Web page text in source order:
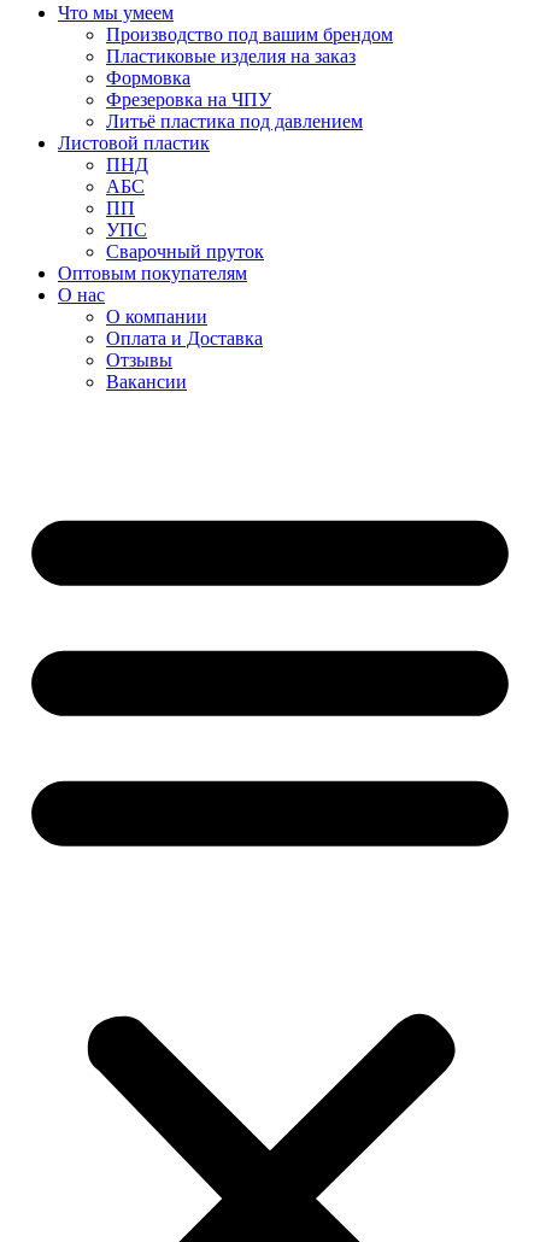
Что мы умеем
Производство под вашим брендом
Пластиковые изделия на заказ
Формовка
Фрезеровка на ЧПУ
Литьё пластика под давлением
Листовой пластик
ПНД
АБС
ПП
УПС
Сварочный пруток
Оптовым покупателям
О нас
О компании
Оплата и Доставка
Отзывы
Вакансии